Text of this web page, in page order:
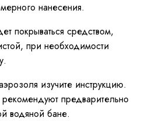
нанесения.
покрываться средством,
при необходимости
изучите инструкцию.
рекомендуют предварительно
водяной бане.